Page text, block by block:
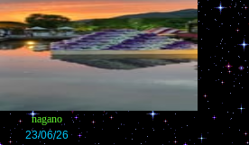
nagano
23/06/26